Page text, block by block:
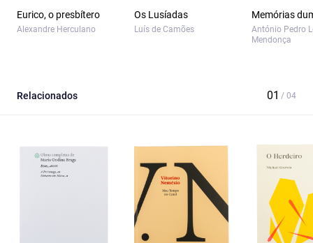
Eurico, o presbítero
Alexandre Herculano
Os Lusíadas
Luís de Camões
Memórias
António Pedro
Mendonça
Relacionados